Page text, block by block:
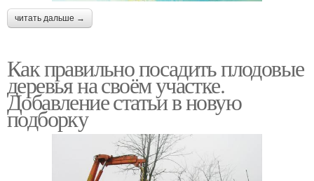
читать дальше →
Как правильно посадить плодовые
деревья на своём участке.
Добавление статьи в новую
подборку